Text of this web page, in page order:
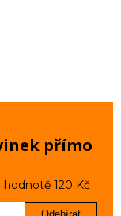
přímo
120 Kč
Odebírat